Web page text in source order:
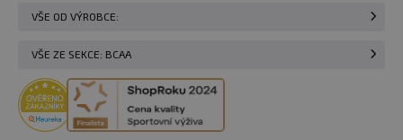
VŠE OD VÝROBCE:
VŠE ZE SEKCE: BCAA